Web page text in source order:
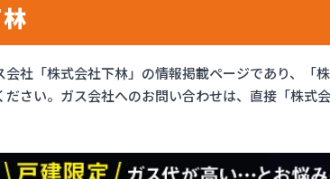
社「株式会社下林」の情報掲載ページであり、「
ださい。ガス会社へのお問い合わせは、直接「株式